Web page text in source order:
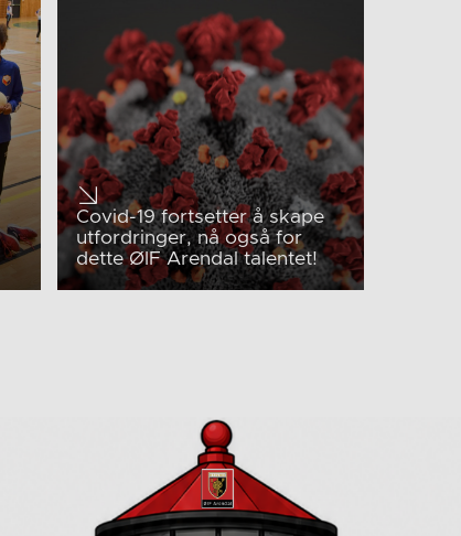
Covid-19 fortsetter å skape
utfordringer, nå også for
dette ØIF Arendal talentet!